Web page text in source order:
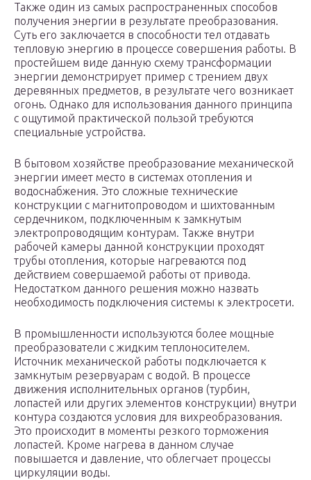
Также один из самых распространенных способов
получения энергии в результате преобразования.
Суть его заключается в способности тел отдавать
тепловую энергию в процессе совершения работы. В
простейшем виде данную схему трансформации
энергии демонстрирует пример с трением двух
деревянных предметов, в результате чего возникает
огонь. Однако для использования данного принципа
с ощутимой практической пользой требуются
специальные устройства.
В бытовом хозяйстве преобразование механической
энергии имеет место в системах отопления и
водоснабжения. Это сложные технические
конструкции с магнитопроводом и шихтованным
сердечником, подключенным к замкнутым
электропроводящим контурам. Также внутри
рабочей камеры данной конструкции проходят
трубы отопления, которые нагреваются под
действием совершаемой работы от привода.
Недостатком данного решения можно назвать
необходимость подключения системы к электросети.
В промышленности используются более мощные
преобразователи с жидким теплоносителем.
Источник механической работы подключается к
замкнутым резервуарам с водой. В процессе
движения исполнительных органов (турбин,
лопастей или других элементов конструкции) внутри
контура создаются условия для вихреобразования.
Это происходит в моменты резкого торможения
лопастей. Кроме нагрева в данном случае
повышается и давление, что облегчает процессы
циркуляции воды.